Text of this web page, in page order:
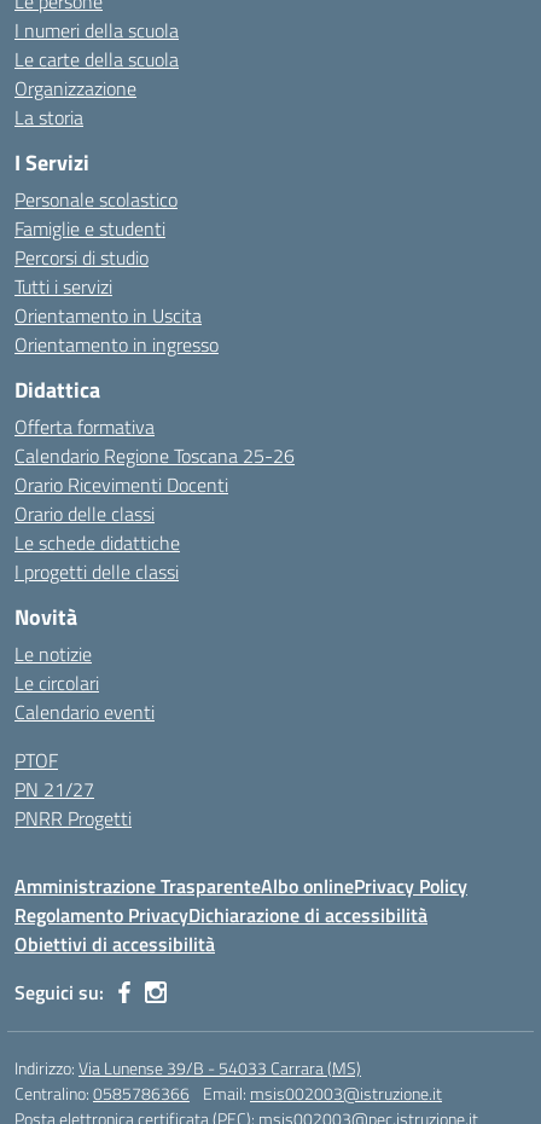
I numeri della scuola
Le carte della scuola
Organizzazione
La storia
I Servizi
Personale scolastico
Famiglie e studenti
Percorsi di studio
Tutti i servizi
Orientamento in Uscita
Orientamento in ingresso
Didattica
Offerta formativa
Calendario Regione Toscana 25-26
Orario Ricevimenti Docenti
Orario delle classi
Le schede didattiche
I progetti delle classi
Novità
Le notizie
Le circolari
Calendario eventi
PTOF
PN 21/27
PNRR Progetti
Amministrazione TrasparenteAlbo onlinePrivacy Policy
Regolamento PrivacyDichiarazione di accessibilità
Obiettivi di accessibilità
Seguici su:
Indirizzo:Via Lunense 39/B - 54033 Carrara (MS)
Centralino:0585786366 Email: msis002003@istruzione.it
Posta elettronica certificata (PEC): msis002003@pec.istruzione.it